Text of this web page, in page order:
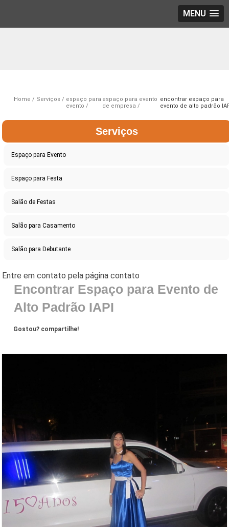
MENU
Home Serviços
espaço para
evento
espaço para evento
de empresa
encontrar espaço para
evento de alto padrão
Serviços
Espaço para Evento
Espaço para Festa
Salão de Festas
Salão para Casamento
Salão para Debutante
Encontrar Espaço para Evento de
Alto Padrão IAPI
Gostou? compartilhe!